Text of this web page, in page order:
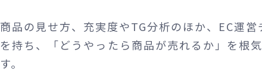
商品の見せ方、充実度やTG分析のほか、EC運
を持ち、「どうやったら商品が売れるか」を根
す。